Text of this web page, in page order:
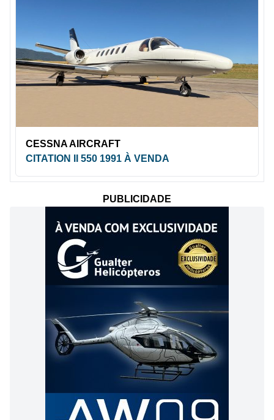
CESSNA AIRCRAFT
CITATION II 550 1991 À VENDA
PUBLICIDADE